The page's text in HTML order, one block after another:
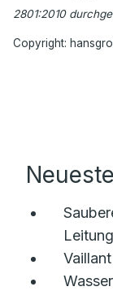
2801:2010
Copyright:
Leitung